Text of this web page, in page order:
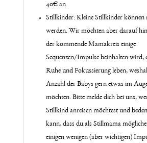
40€ an
Stillkinder: Kleine Stillkinder können
werden. Wir möchten aber darauf
der kommende Mamakreis einige
Sequenzen/Impulse beinhalten wird,
Ruhe und Fokussierung leben,
Anzahl der Babys gern etwas im
möchten. Bitte melde dich bei uns,
Stillkind anreisen möchtest und
kann, dass du als Stillmama
einigen wenigen (aber wichtigen)